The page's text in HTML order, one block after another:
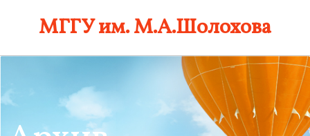
МГГУ им. М.А.Шолохова